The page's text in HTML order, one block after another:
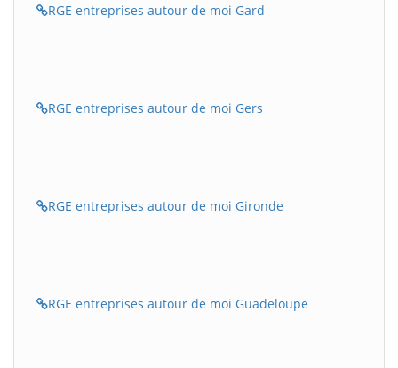
RGE entreprises autour de moi Gard
RGE entreprises autour de moi Gers
RGE entreprises autour de moi Gironde
RGE entreprises autour de moi Guadeloupe